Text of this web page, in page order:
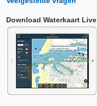
Download Waterkaart Live